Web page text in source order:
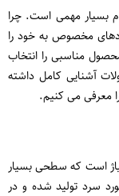
از خرید، اقدام بسیار مهمی است. چرا
مخصوص به خود را
محصول مناسبی را انتخاب
آشنایی کامل داشته
این آلیاژ است که سطحی بسیار
سرد تولید شده و در